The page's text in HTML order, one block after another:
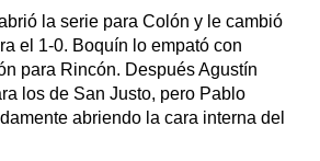
la serie para Colón y le cambió
el 1-0. Boquín lo empató con
para Rincón. Después Agustín
los de San Justo, pero Pablo
abriendo la cara interna del